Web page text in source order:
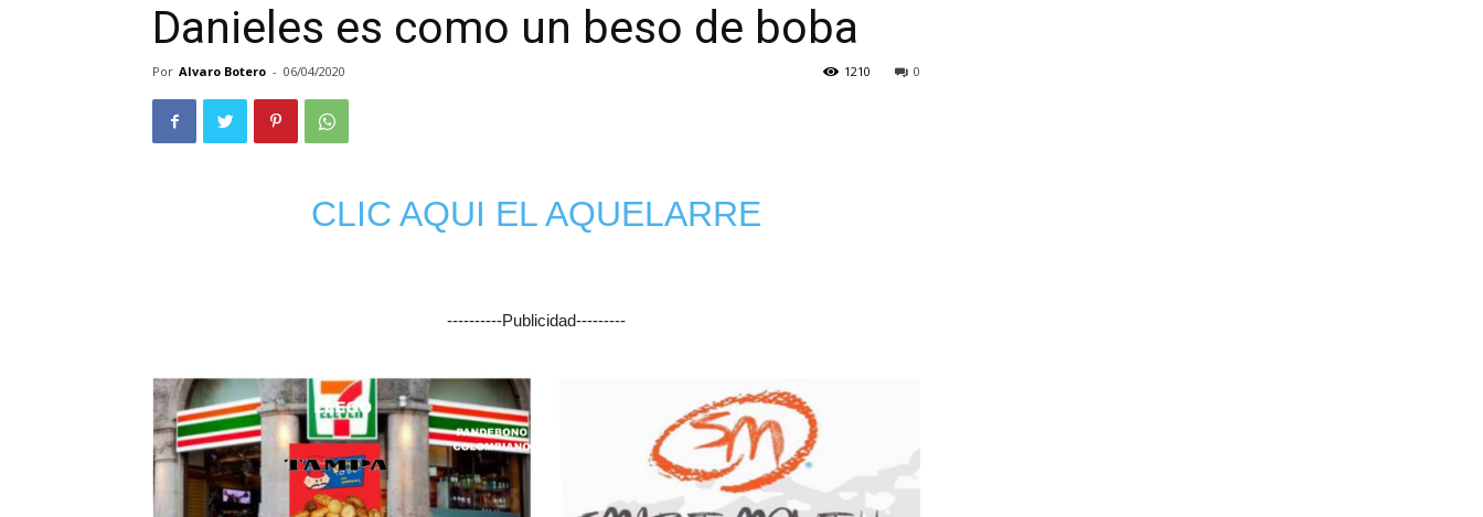
Danieles es como un beso de boba
Por Alvaro Botero - 06/04/2020 0
1210
CLIC AQUI EL AQUELARRE
----------Publicidad---------